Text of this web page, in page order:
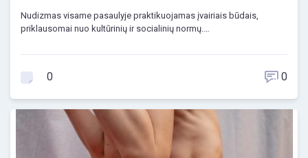
Nudizmas visame pasaulyje praktikuojamas įvairiais būdais,
priklausomai nuo kultūrinių ir socialinių normų.…
0 0